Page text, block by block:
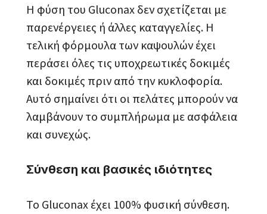
Η φύση του Gluconax δεν σχετίζεται με
παρενέργειες ή άλλες καταγγελίες. Η
τελική φόρμουλα των καψουλών έχει
περάσει όλες τις υποχρεωτικές δοκιμές
και δοκιμές πριν από την κυκλοφορία.
Αυτό σημαίνει ότι οι πελάτες μπορούν να
λαμβάνουν το συμπλήρωμα με ασφάλεια
και συνεχώς.
Σύνθεση και βασικές ιδιότητες
Το Gluconax έχει 100% φυσική σύνθεση.